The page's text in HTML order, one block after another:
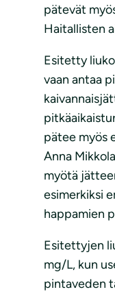
pätevät
Haitallisten
Esitetty
vaan antaa
pätee myös
Anna
myötä
esimerkiksi
happamien
Esitettyjen
mg/L, kun
pintaveden